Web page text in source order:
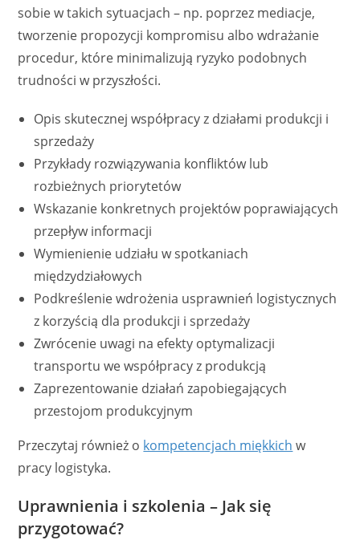
sobie w takich sytuacjach – np. poprzez mediacje,
tworzenie propozycji kompromisu albo wdrażanie
procedur, które minimalizują ryzyko podobnych
trudności w przyszłości.
Opis skutecznej współpracy z działami produkcji i
sprzedaży
Przykłady rozwiązywania konfliktów lub
rozbieżnych priorytetów
Wskazanie konkretnych projektów poprawiających
przepływ informacji
Wymienienie udziału w spotkaniach
międzydziałowych
Podkreślenie wdrożenia usprawnień logistycznych
z korzyścią dla produkcji i sprzedaży
Zwrócenie uwagi na efekty optymalizacji
transportu we współpracy z produkcją
Zaprezentowanie działań zapobiegających
przestojom produkcyjnym
Przeczytaj również o kompetencjach miękkich w
pracy logistyka.
Uprawnienia i szkolenia – Jak się
przygotować?